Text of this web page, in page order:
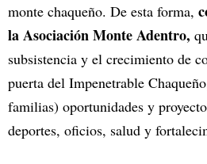
monte chaqueño. De esta forma,
la Asociación Monte Adentro,
subsistencia y el crecimiento de
puerta del Impenetrable
familias) oportunidades y
deportes, oficios, salud y